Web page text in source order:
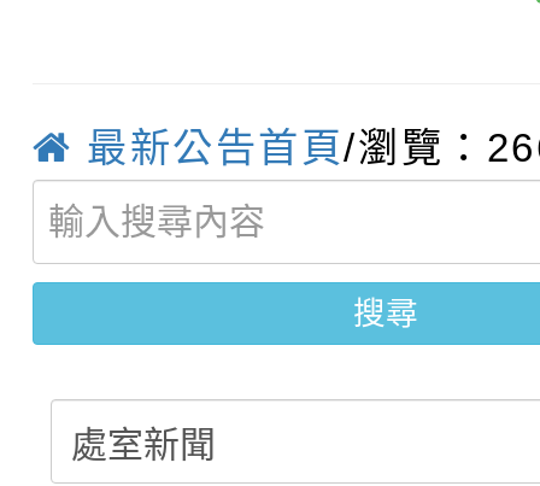
結果(第11招)
學年度第1學期第9次代
結果(第3招)
桃園市家庭教育中心「
程資訊」、「暑期親子
「祖孫樂淘桃」、「愛
站幸福系列講座及成長
「校園短影音徵選活動
員」簡章及活動海報，
最新公告首頁/瀏覽：
搜尋